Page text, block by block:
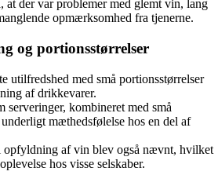
at der var problemer med glemt vin, lang
opmærksomhed fra tjenerne.
og portionsstørrelser
utilfredshed med små portionsstørrelser
af drikkevarer.
serveringer, kombineret med små
mæthedsfølelse hos en del af
opfyldning af vin blev også nævnt, hvilket
hos visse selskaber.